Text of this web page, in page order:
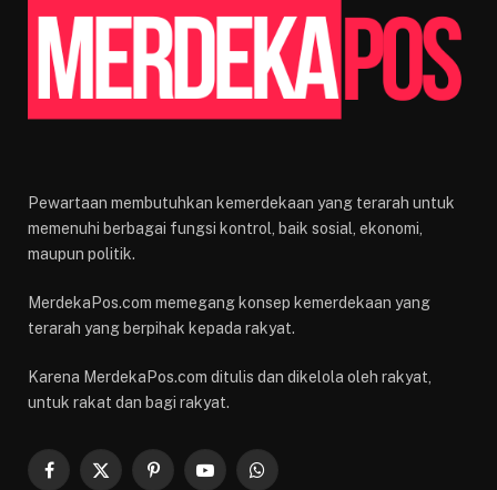
Pewartaan membutuhkan kemerdekaan yang terarah untuk
memenuhi berbagai fungsi kontrol, baik sosial, ekonomi,
maupun politik.
MerdekaPos.com memegang konsep kemerdekaan yang
terarah yang berpihak kepada rakyat.
Karena MerdekaPos.com ditulis dan dikelola oleh rakyat,
untuk rakat dan bagi rakyat.
Facebook
X
PinterestYouTubeWhatsApp